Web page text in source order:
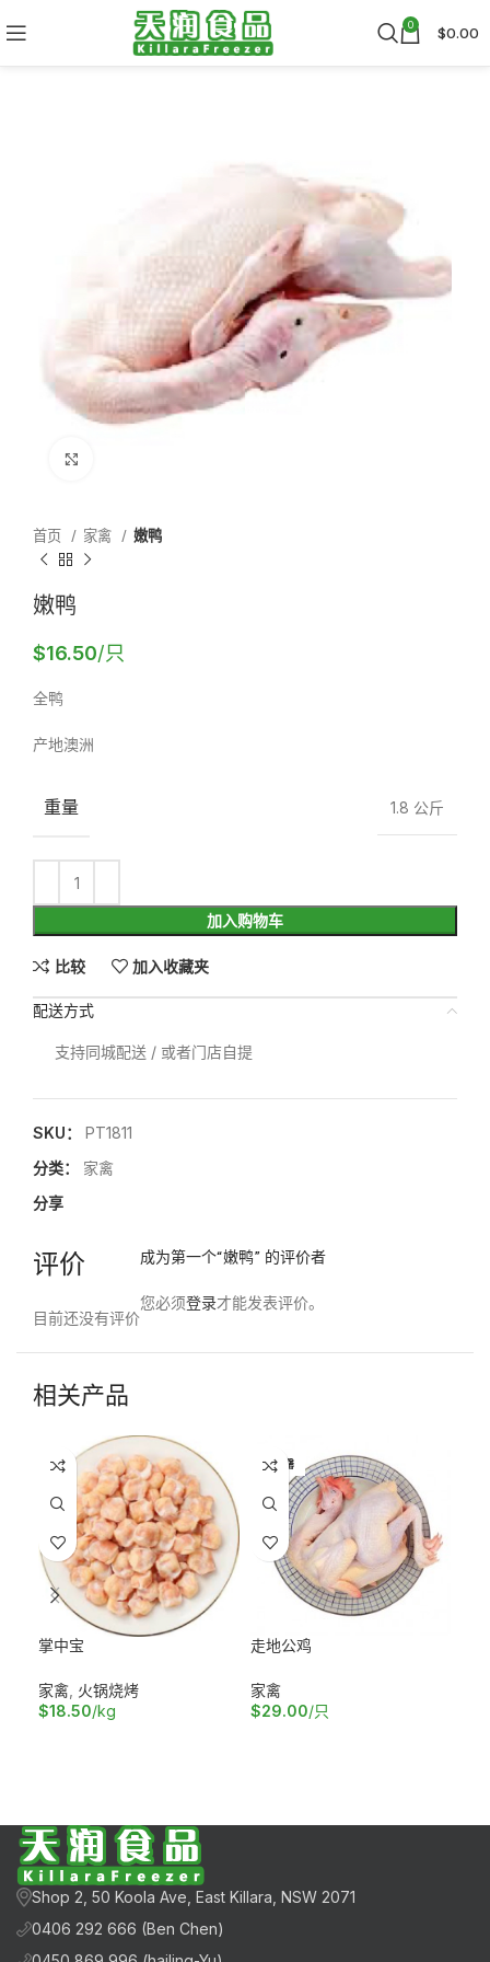
0 $0.00
首页 家禽 嫩鸭
嫩鸭
$16.50/只
全鸭
产地澳洲
重量 1.8 公斤
加入购物车
比较 加入收藏夹
配送方式
支持同城配送 / 或者门店自提
SKU： PT1811
分类：
家禽
分享
评价
目前还没有评价
成为第一个“嫩鸭” 的评价者
您必须登录才能发表评价。
相关产品
掌中宝
家禽 火锅烧烤
$18.50/kg
已售罄
走地公鸡
家禽
$29.00/只
Shop 2, 50 Koola Ave, East Killara, NSW 2071
0406 292 666 (Ben Chen)